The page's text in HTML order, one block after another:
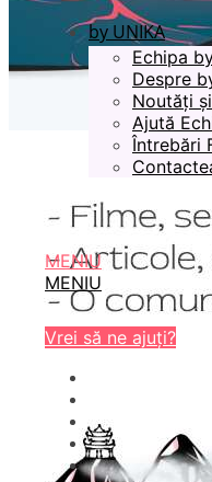
by UNIKA
Echipa
Despre
Noutăți
Ajută
Întrebări
MENIU
MENIU
Vrei să ne ajuți?